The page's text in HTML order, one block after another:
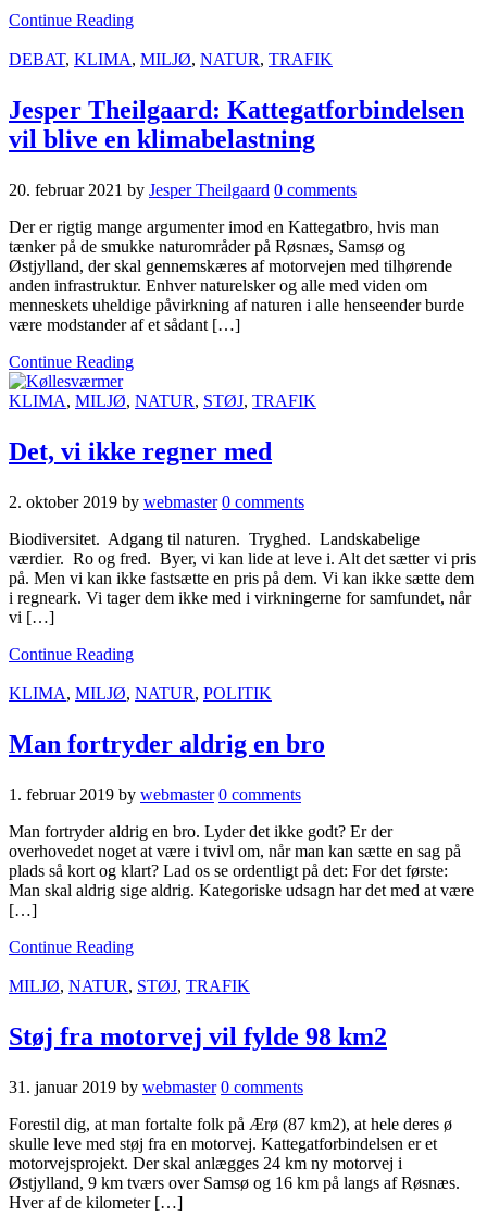
Continue Reading
DEBAT, KLIMA, MILJØ, NATUR, TRAFIK
Jesper Theilgaard: Kattegatforbindelsen
vil blive en klimabelastning
20. februar 2021 by Jesper Theilgaard 0 comments
Der er rigtig mange argumenter imod en Kattegatbro, hvis man
tænker på de smukke naturområder på Røsnæs, Samsø og
Østjylland, der skal gennemskæres af motorvejen med tilhørende
anden infrastruktur. Enhver naturelsker og alle med viden om
menneskets uheldige påvirkning af naturen i alle henseender burde
være modstander af et sådant […]
Continue Reading
KLIMA, MILJØ, NATUR, STØJ, TRAFIK
Det, vi ikke regner med
2. oktober 2019 by webmaster 0 comments
Biodiversitet. Adgang til naturen. Tryghed. Landskabelige
værdier. Ro og fred. Byer, vi kan lide at leve i. Alt det sætter vi pris
på. Men vi kan ikke fastsætte en pris på dem. Vi kan ikke sætte dem
i regneark. Vi tager dem ikke med i virkningerne for samfundet, når
vi […]
Continue Reading
KLIMA, MILJØ, NATUR, POLITIK
Man fortryder aldrig en bro
1. februar 2019 by webmaster 0 comments
Man fortryder aldrig en bro. Lyder det ikke godt? Er der
overhovedet noget at være i tvivl om, når man kan sætte en sag på
plads så kort og klart? Lad os se ordentligt på det: For det første:
Man skal aldrig sige aldrig. Kategoriske udsagn har det med at være
[…]
Continue Reading
MILJØ, NATUR, STØJ, TRAFIK
Støj fra motorvej vil fylde 98 km2
31. januar 2019 by webmaster 0 comments
Forestil dig, at man fortalte folk på Ærø (87 km2), at hele deres ø
skulle leve med støj fra en motorvej. Kattegatforbindelsen er et
motorvejsprojekt. Der skal anlægges 24 km ny motorvej i
Østjylland, 9 km tværs over Samsø og 16 km på langs af Røsnæs.
Hver af de kilometer […]